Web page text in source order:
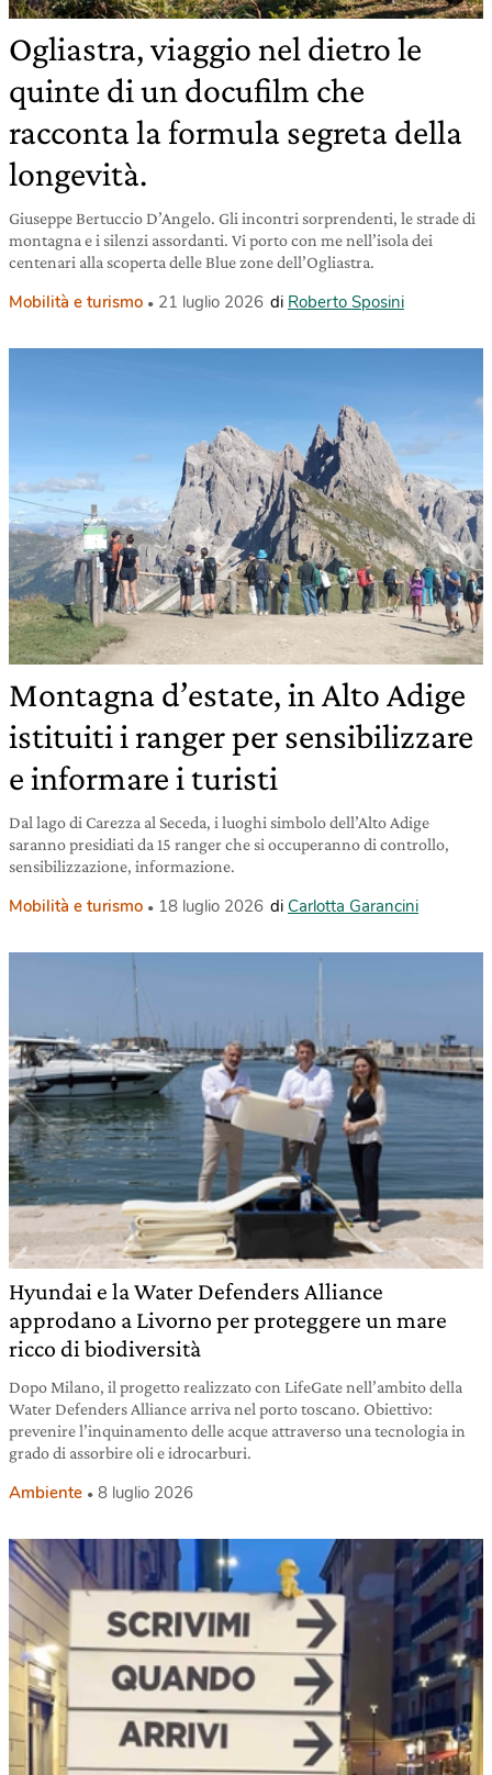
Ogliastra, viaggio nel dietro le
quinte di un docufilm che
racconta la formula segreta della
longevità.
Giuseppe Bertuccio D’Angelo. Gli incontri sorprendenti, le strade di
montagna e i silenzi assordanti. Vi porto con me nell’isola dei
centenari alla scoperta delle Blue zone dell’Ogliastra.
Mobilità e turismo 21 luglio 2026 di Roberto Sposini
Montagna d’estate, in Alto Adige
istituiti i ranger per sensibilizzare
e informare i turisti
Dal lago di Carezza al Seceda, i luoghi simbolo dell’Alto Adige
saranno presidiati da 15 ranger che si occuperanno di controllo,
sensibilizzazione, informazione.
Mobilità e turismo 18 luglio 2026 di Carlotta Garancini
Hyundai e la Water Defenders Alliance
approdano a Livorno per proteggere un mare
ricco di biodiversità
Dopo Milano, il progetto realizzato con LifeGate nell’ambito della
Water Defenders Alliance arriva nel porto toscano. Obiettivo:
prevenire l’inquinamento delle acque attraverso una tecnologia in
grado di assorbire oli e idrocarburi.
Ambiente 8 luglio 2026